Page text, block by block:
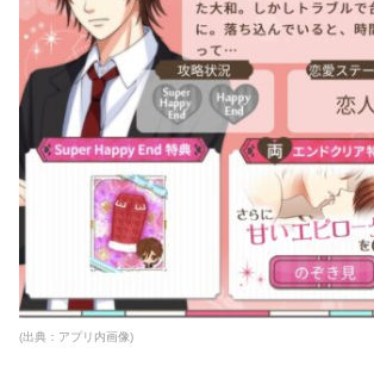
(出典：アプリ内画像)